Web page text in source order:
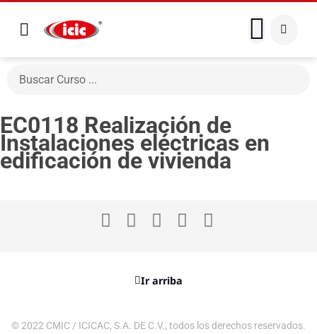
EC0118 Realización de
Instalaciones eléctricas en
edificación de vivienda
Ir arriba
© 2022 CMIC / ICICAC, S.A. DE C.V., todos los derechos reservados.